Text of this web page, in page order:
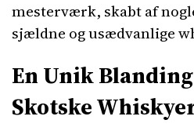
mesterværk, skabt af
sjældne og usædvanlige
En Unik
Skotske